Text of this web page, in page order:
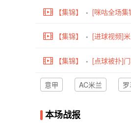
【集锦】 [咪咕全场
【集锦】 [进球视频]
【集锦】 [点球被扑]
意甲 AC米兰
本场战报